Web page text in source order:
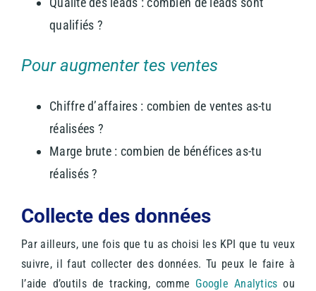
qualifiés ?
Pour augmenter tes ventes
Chiffre d’affaires : combien de ventes as-tu
réalisées ?
Marge brute : combien de bénéfices as-tu
réalisés ?
Collecte des données
Par ailleurs, une fois que tu as choisi les KPI que tu veux
suivre, il faut collecter des données. Tu peux le faire à
l’aide d’outils de tracking, comme Google Analytics ou